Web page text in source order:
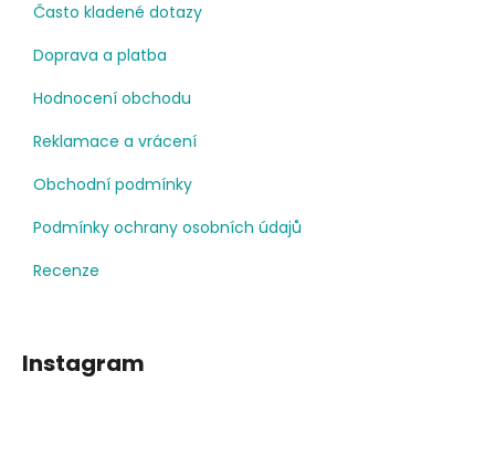
Často kladené dotazy
Doprava a platba
Hodnocení obchodu
Reklamace a vrácení
Obchodní podmínky
Podmínky ochrany osobních údajů
Recenze
Instagram